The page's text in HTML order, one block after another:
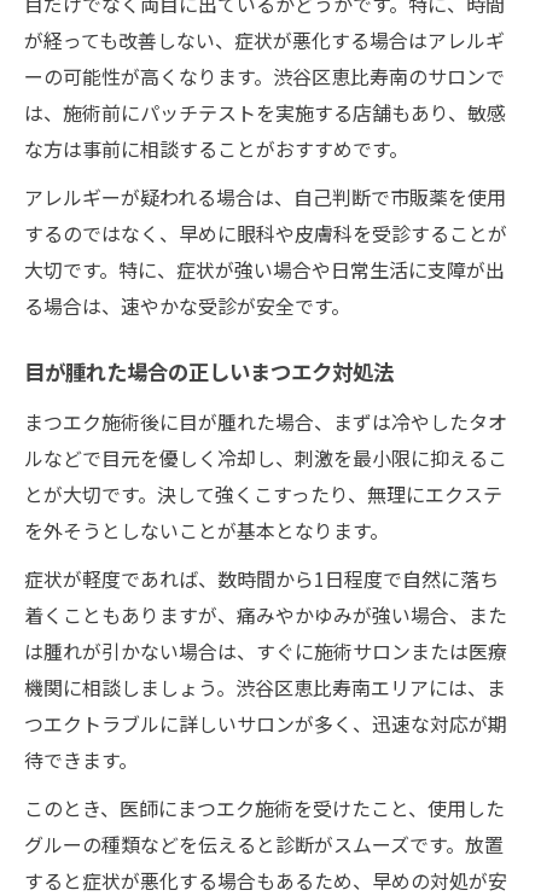
が経っても改善しない、症状が悪化する場合はアレルギ
ーの可能性が高くなります。渋谷区恵比寿南のサロンで
は、施術前にパッチテストを実施する店舗もあり、敏感
な方は事前に相談することがおすすめです。
アレルギーが疑われる場合は、自己判断で市販薬を使用
するのではなく、早めに眼科や皮膚科を受診することが
大切です。特に、症状が強い場合や日常生活に支障が出
る場合は、速やかな受診が安全です。
目が腫れた場合の正しいまつエク対処法
まつエク施術後に目が腫れた場合、まずは冷やしたタオ
ルなどで目元を優しく冷却し、刺激を最小限に抑えるこ
とが大切です。決して強くこすったり、無理にエクステ
を外そうとしないことが基本となります。
症状が軽度であれば、数時間から1日程度で自然に落ち
着くこともありますが、痛みやかゆみが強い場合、また
は腫れが引かない場合は、すぐに施術サロンまたは医療
機関に相談しましょう。渋谷区恵比寿南エリアには、ま
つエクトラブルに詳しいサロンが多く、迅速な対応が期
待できます。
このとき、医師にまつエク施術を受けたこと、使用した
グルーの種類などを伝えると診断がスムーズです。放置
すると症状が悪化する場合もあるため、早めの対処が安